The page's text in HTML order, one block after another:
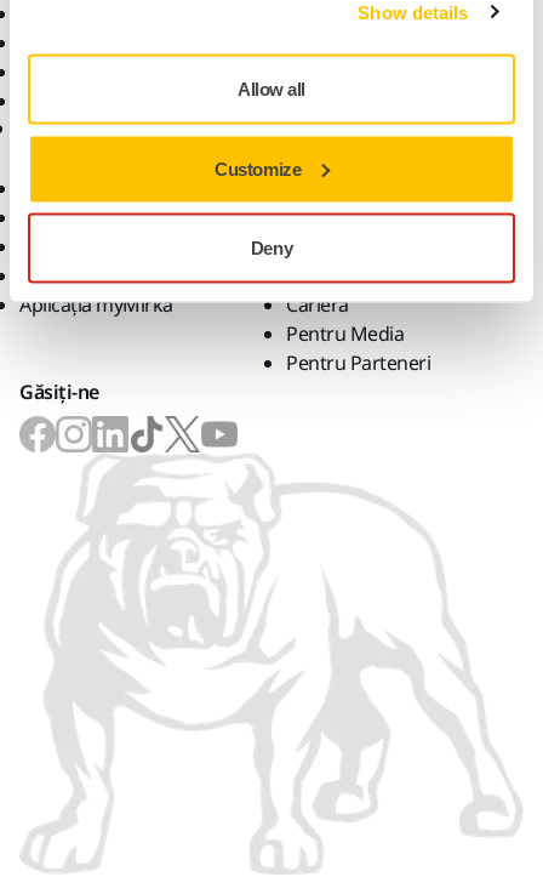
Show details
Allow all
Customize
Deny
Asistență
Termenii de garanție
Centrul de ajutor
Aplicația myMirka
Companie
Contactaţi-ne
Newsletter
Știri
Carieră
Pentru Media
Pentru Parteneri
Găsiți-ne